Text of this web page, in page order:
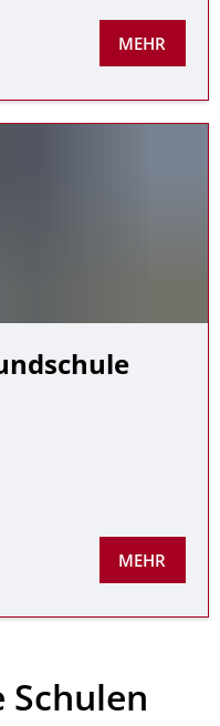
MEHR
MEHR